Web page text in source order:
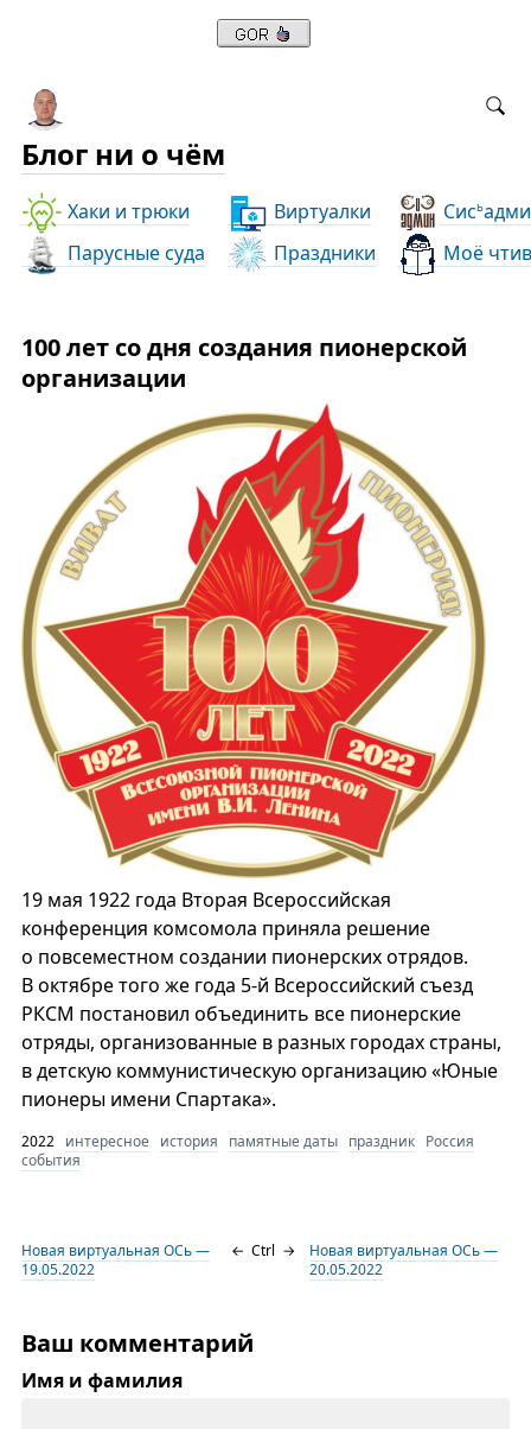
Блог ни о чём
Хаки и трюки Виртуалки Сись
Парусные суда
Праздники Моё
100 лет со дня создания пионерской
организации
19 мая 1922 года Вторая Всероссийская
конференция комсомола приняла решение
о повсеместном создании пионерских отрядов.
В октябре того же года 5-й Всероссийский съезд
РКСМ постановил объединить все пионерские
отряды, организованные в разных городах страны,
в детскую коммунистическую организацию «Юные
пионеры имени Спартака».
2022 интересное история памятные даты праздник Россия
события
Новая виртуальная ОСь —
19.05.2022
← Ctrl →
Новая виртуальная ОСь —
20.05.2022
Ваш комментарий
Имя и фамилия